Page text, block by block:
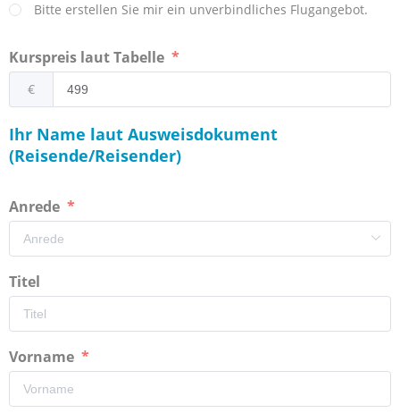
Bitte erstellen Sie mir ein unverbindliches Flugangebot.
Kurspreis laut Tabelle
€
Ihr Name laut Ausweisdokument
(Reisende/Reisender)
Anrede
Titel
Vorname